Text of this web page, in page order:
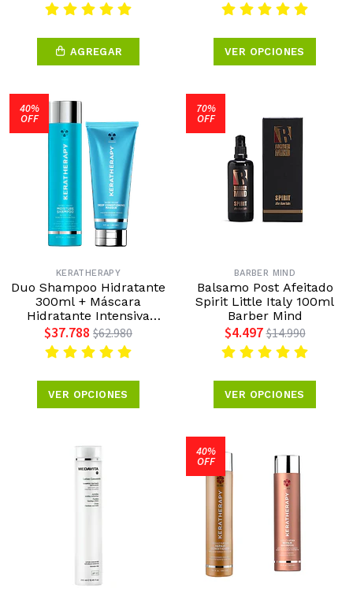
AGREGAR VER OPCIONES
40%
OFF
KERATHERAPY
Duo Shampoo Hidratante
300ml + Máscara
Hidratante Intensiva
237ml Keratherapy
$37.788 $62.980
VER OPCIONES
70%
OFF
BARBER MIND
Balsamo Post Afeitado
Spirit Little Italy 100ml
Barber Mind
$4.497 $14.990
VER OPCIONES
40%
OFF